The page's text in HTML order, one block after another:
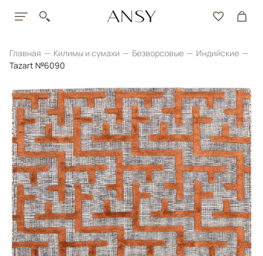
Главная Килимы и сумахи Безворсовые
Индийские
Tazart №6090